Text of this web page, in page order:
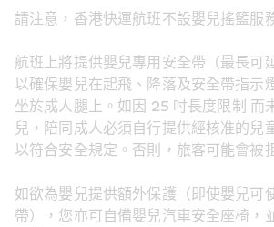
請注意，香港快運航班不設嬰兒搖籃服
航班上將提供嬰兒專用安全帶（最長可
以確保嬰兒在起飛、降落及安全帶指示
坐於成人腿上。如因 25 吋長度限制 而
兒，陪同成人必須自行提供經核准的兒
以符合安全規定。否則，旅客可能會被
如欲為嬰兒提供額外保護（即使嬰兒可
帶），您亦可自備嬰兒汽車安全座椅，